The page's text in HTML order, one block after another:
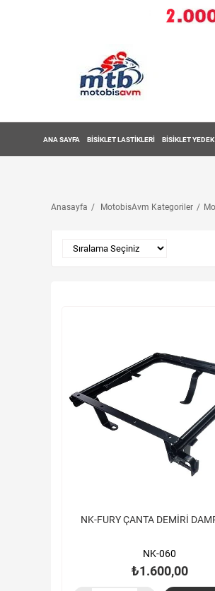
ANA SAYFA BİSİKLET LASTİKLERİ BİSİKLET
Anasayfa MotobisAvm Kategoriler
NK-FURY ÇANTA DEMİRİ
NK-060
₺1.600,00